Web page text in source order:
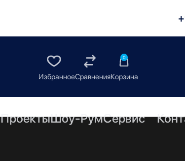
0
ПроектыШоу-РумСервис